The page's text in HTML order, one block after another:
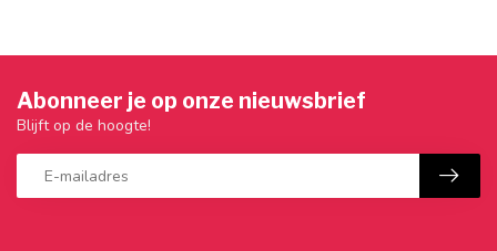
Abonneer je op onze nieuwsbrief
Blijft op de hoogte!